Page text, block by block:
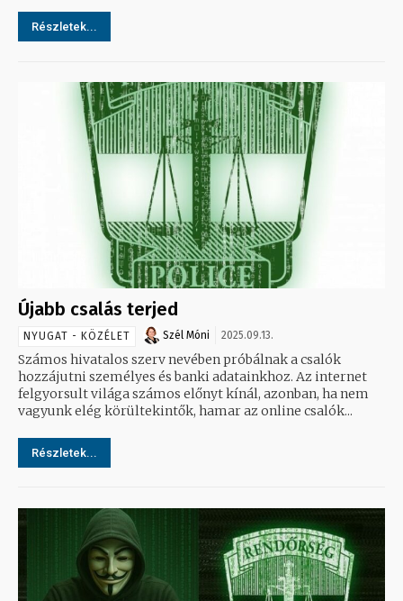
Részletek...
Újabb csalás terjed
NYUGAT - KÖZÉLET Szél Móni 2025.09.13.
Számos hivatalos szerv nevében próbálnak a csalók
hozzájutni személyes és banki adatainkhoz. Az internet
felgyorsult világa számos előnyt kínál, azonban, ha nem
vagyunk elég körültekintők, hamar az online csalók...
Részletek...